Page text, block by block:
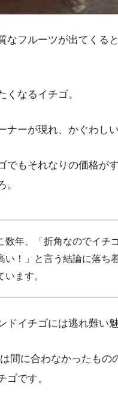
なフルーツが出てくる
くなるイチゴ。
ナーが現れ、かぐわし
でもそれなりの価格が
。
数年、「折角なのでイチ
い！」と言う結論に落ち
います。
ドイチゴには逃れ難い
間に合わなかったも
ゴです。